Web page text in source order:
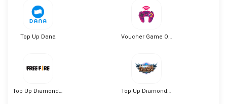
Top Up Dana Voucher Game Online
Top Up Diamond Free Fire Top Up Diamond Mobile Legend